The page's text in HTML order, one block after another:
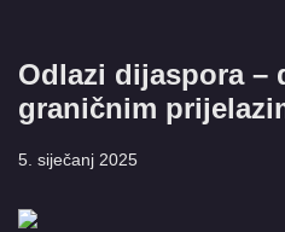
Odlazi dijaspora –
graničnim
5. siječanj 2025